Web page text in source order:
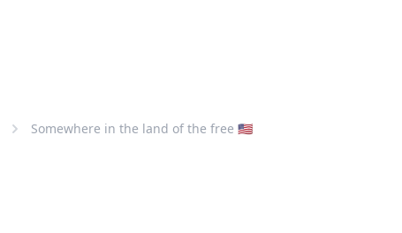
Somewhere in the land of the free 🇺🇸